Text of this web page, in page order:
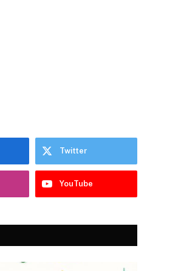
Twitter
YouTube